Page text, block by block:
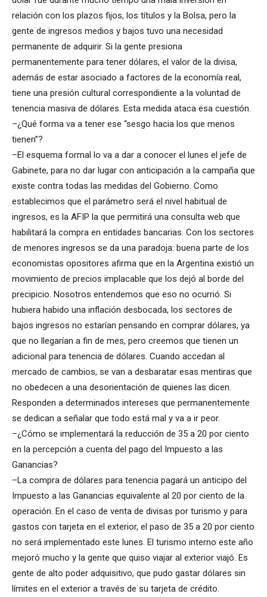
relación con los plazos fijos, los títulos y la Bolsa, pero la
gente de ingresos medios y bajos tuvo una necesidad
permanente de adquirir. Si la gente presiona
permanentemente para tener dólares, el valor de la divisa,
además de estar asociado a factores de la economía real,
tiene una presión cultural correspondiente a la voluntad de
tenencia masiva de dólares. Esta medida ataca esa cuestión.
–¿Qué forma va a tener ese “sesgo hacia los que menos
tienen”?
–El esquema formal lo va a dar a conocer el lunes el jefe de
Gabinete, para no dar lugar con anticipación a la campaña que
existe contra todas las medidas del Gobierno. Como
establecimos que el parámetro será el nivel habitual de
ingresos, es la AFIP la que permitirá una consulta web que
habilitará la compra en entidades bancarias. Con los sectores
de menores ingresos se da una paradoja: buena parte de los
economistas opositores afirma que en la Argentina existió un
movimiento de precios implacable que los dejó al borde del
precipicio. Nosotros entendemos que eso no ocurrió. Si
hubiera habido una inflación desbocada, los sectores de
bajos ingresos no estarían pensando en comprar dólares, ya
que no llegarían a fin de mes, pero creemos que tienen un
adicional para tenencia de dólares. Cuando accedan al
mercado de cambios, se van a desbaratar esas mentiras que
no obedecen a una desorientación de quienes las dicen.
Responden a determinados intereses que permanentemente
se dedican a señalar que todo está mal y va a ir peor.
–¿Cómo se implementará la reducción de 35 a 20 por ciento
en la percepción a cuenta del pago del Impuesto a las
Ganancias?
–La compra de dólares para tenencia pagará un anticipo del
Impuesto a las Ganancias equivalente al 20 por ciento de la
operación. En el caso de venta de divisas por turismo y para
gastos con tarjeta en el exterior, el paso de 35 a 20 por ciento
no será implementado este lunes. El turismo interno este año
mejoró mucho y la gente que quiso viajar al exterior viajó. Es
gente de alto poder adquisitivo, que pudo gastar dólares sin
límites en el exterior a través de su tarjeta de crédito.